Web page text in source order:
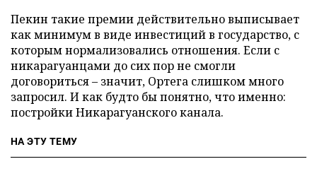
Пекин такие премии действительно выписывает
как минимум в виде инвестиций в государство, с
которым нормализовались отношения. Если с
никарагуанцами до сих пор не смогли
договориться – значит, Ортега слишком много
запросил. И как будто бы понятно, что именно:
постройки Никарагуанского канала.
НА ЭТУ ТЕМУ